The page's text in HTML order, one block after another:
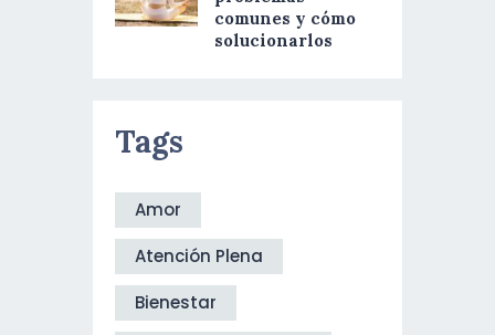
comunes y cómo
solucionarlos
Tags
Amor
Atención Plena
Bienestar